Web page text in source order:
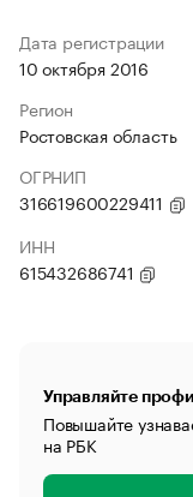
Дата регистрации
10 октября 2016
Регион
Ростовская область
ОГРНИП
316619600229411
ИНН
615432686741
Управляйте
Повышайте
на РБК